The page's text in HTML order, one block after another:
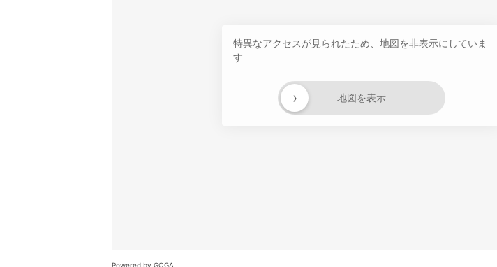
特異なアクセスが見られたため、地図を非表示にしていま
す
地図を表示
›
Powered by GOGA